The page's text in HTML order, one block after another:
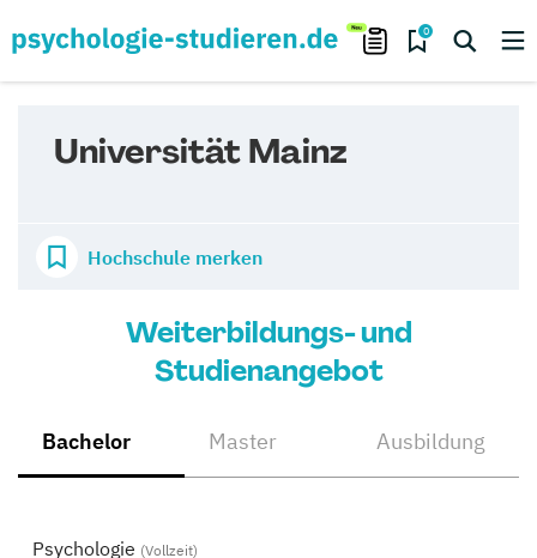
0
Universität Mainz
Hochschule merken
Weiterbildungs- und
Studienangebot
Bachelor Master Ausbildung
Psychologie (Vollzeit)